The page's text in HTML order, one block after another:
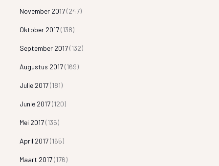
November 2017(247)
Oktober 2017(138)
September 2017(132)
Augustus 2017(169)
Julie 2017(181)
Junie 2017(120)
Mei 2017(135)
April 2017(165)
Maart 2017(176)